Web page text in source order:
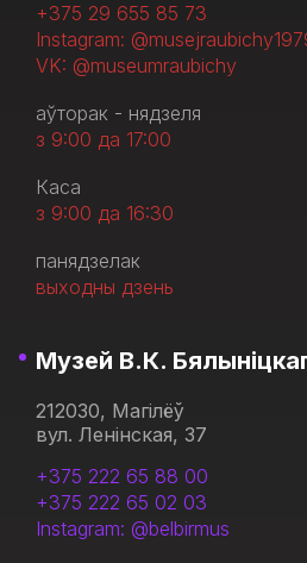
+375 29 655 85 73
Instagram:
VK: @museumraubichy
аўторак - нядзеля
з 9:00 да 17:00
Каса
з 9:00 да 16:30
панядзелак
выходны дзень
Музей В.К.
212030, Магілёў
вул. Ленінская, 37
+375 222 65 88 00
+375 222 65 02 03
Instagram: @belbirmus